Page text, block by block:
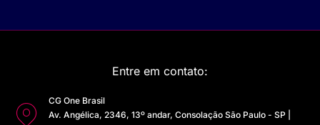
Entre em contato:
CG One Brasil
Av. Angélica, 2346, 13º andar, Consolação São Paulo - SP |